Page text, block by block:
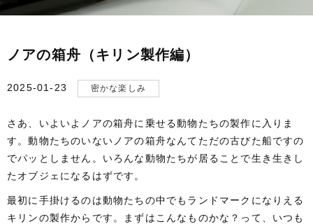
ノアの箱舟（キリン製作編）
2025-01-23 密かな楽しみ
さあ、いよいよノアの箱舟に乗せる動物たちの製作に入りま
す。動物たちのいないノアの箱舟なんてただの古びた船ですの
でパッとしません。いろんな動物たちが居ることで生き生きし
たオブジェになるはずです。
最初に手掛けるのは動物たちの中でもランドマークになりえる
キリンの製作からです。まずはこんなものかな？って、いつも